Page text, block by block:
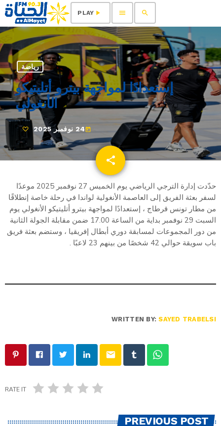
search
menu
play_arrow
PLAY
رياضة
إستعدادًا لمواجهة بيترو أتليتيكو
الأنغولي
today24 نوفمبر 2025
share
email
حدّدت إدارة الترجي الرياضي يوم الخميس 27 نوفمبر 2025 موعدًا
لسفر بعثة الفريق إلى العاصمة الأنغولية لواندا في رحلة خاصة إنطلاقًا
من مطار تونس قرطاج ، إستعدادًا لمواجهة بيترو أتليتيكو الأنغولي يوم
السبت 29 نوفمبر بداية من الساعة 17.00 ضمن مقابلة الجولة الثانية
من دور المجموعات لمسابقة دوري أبطال إفريقيا ، وستضم بعثة فريق
باب سويقة حوالي 42 شخصًا من بينهم 23 لاعبًا .
WRITTEN BY:SAYED TRABELSI
email
RATE IT
PREVIOUS POST